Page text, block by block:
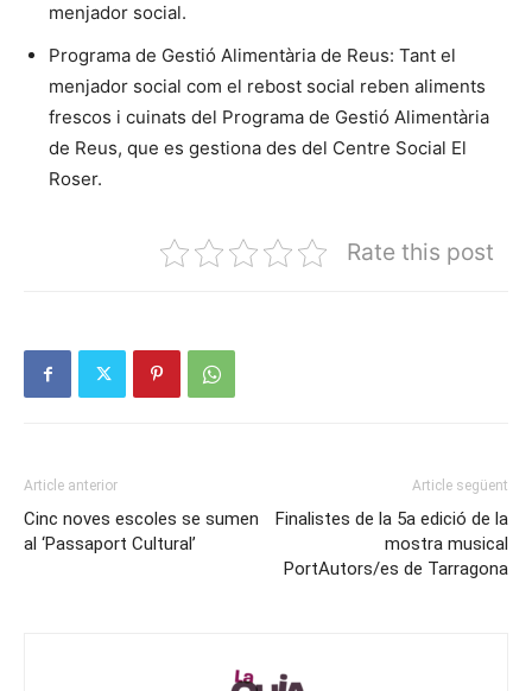
menjador social.
Programa de Gestió Alimentària de Reus: Tant el
menjador social com el rebost social reben aliments
frescos i cuinats del Programa de Gestió Alimentària
de Reus, que es gestiona des del Centre Social El
Roser.
Rate this post
Article anterior
Cinc noves escoles se sumen
al ‘Passaport Cultural’
Article següent
Finalistes de la 5a edició de la
mostra musical
PortAutors/es de Tarragona